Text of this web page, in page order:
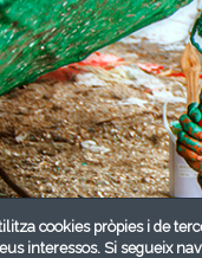
cookies pròpies i de
interessos. Si segueix